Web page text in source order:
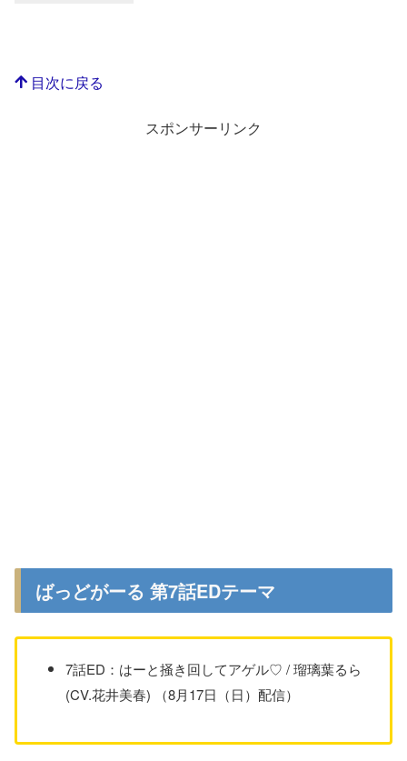
目次に戻る
スポンサーリンク
ばっどがーる 第7話EDテーマ
7話ED：はーと掻き回してアゲル♡ / 瑠璃葉るら
(CV.花井美春) （8月17日（日）配信）